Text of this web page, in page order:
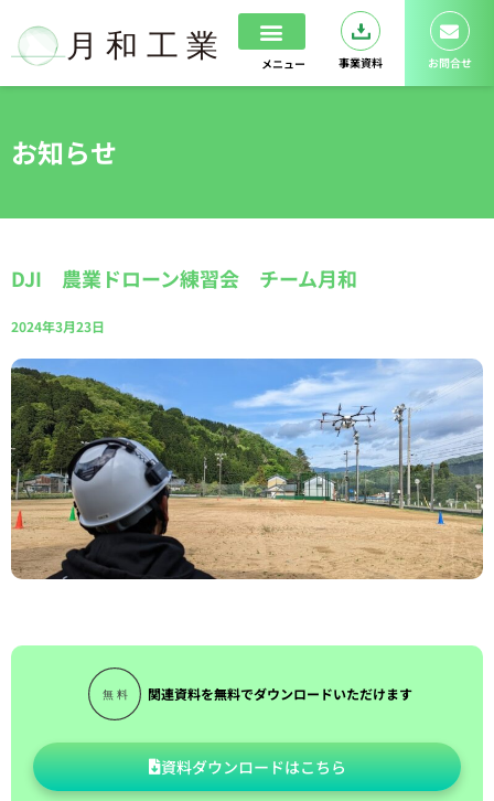
を
ス
プ
メニュー 事業資料 お問合せ
お知らせ
DJI 農業ドローン練習会 チーム月和
2024年3月23日
関連資料を無料でダウンロードいただけます
資料ダウンロードはこちら